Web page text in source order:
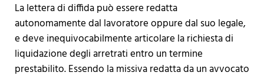
La lettera di diffida può essere redatta
autonomamente dal lavoratore oppure dal suo legale,
e deve inequivocabilmente articolare la richiesta di
liquidazione degli arretrati entro un termine
prestabilito. Essendo la missiva redatta da un avvocato